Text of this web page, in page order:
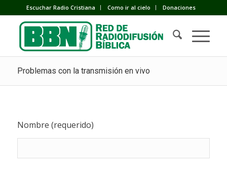
Escuchar Radio Cristiana Como ir al cielo Donaciones
Problemas con la transmisión en vivo
Nombre (requerido)